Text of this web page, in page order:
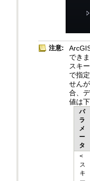
注意:
値は
タ